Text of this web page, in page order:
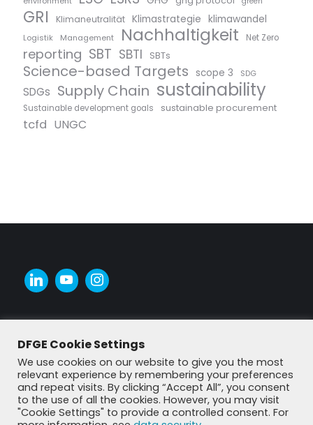
GRI Klimaneutralität Klimastrategie klimawandel
Logistik Management Nachhaltigkeit Net Zero
reporting SBT SBTI SBTs
Science-based Targets scope 3 SDG
SDGs Supply Chain sustainability
Sustainable development goals sustainable procurement
tcfd UNGC
DFGE Cookie Settings
We use cookies on our website to give you the most
relevant experience by remembering your preferences
and repeat visits. By clicking “Accept All”, you consent
to the use of all the cookies. However, you may visit
"Cookie Settings" to provide a controlled consent. For